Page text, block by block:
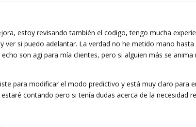
estoy revisando también el codigo, tengo mucha
ver si puedo adelantar. La verdad no he metido mano
son agi para mía clientes, pero si alguien más se
para modificar el modo predictivo y está muy claro para
contando pero si tenía dudas acerca de la necesidad